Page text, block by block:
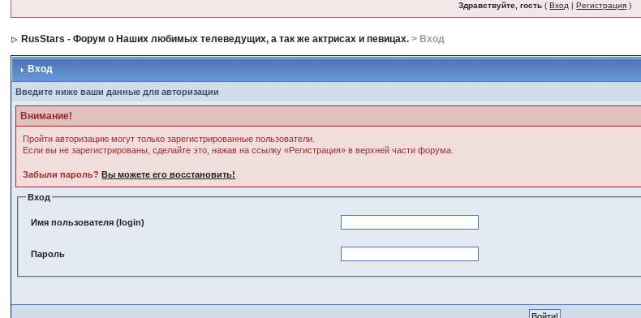
Здравствуйте, гость (Вход |Регистрация )
RusStars - Форум о Наших любимых телеведущих, а так же актрисах и певицах. > Вход
Вход
Введите ниже ваши данные для авторизации
Внимание!
Пройти авторизацию могут только зарегистрированные пользователи.
Если вы не зарегистрированы, сделайте это, нажав на ссылку «Регистрация» в верхней части форума.
Забыли пароль? Вы можете его восстановить!
Вход
Имя пользователя (login)
Пароль